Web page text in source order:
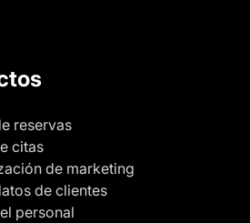
reservas
citas
de marketing
de clientes
personal